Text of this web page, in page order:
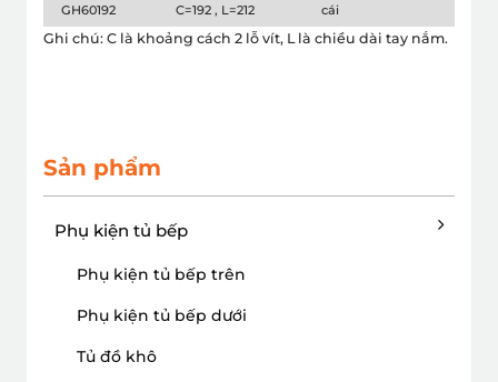
GH60192 C=192 , L=212 cái
Ghi chú: C là khoảng cách 2 lỗ vít, L là chiều dài tay nắm.
Sản phẩm
Phụ kiện tủ bếp
Phụ kiện tủ bếp trên
Phụ kiện tủ bếp dưới
Tủ đồ khô